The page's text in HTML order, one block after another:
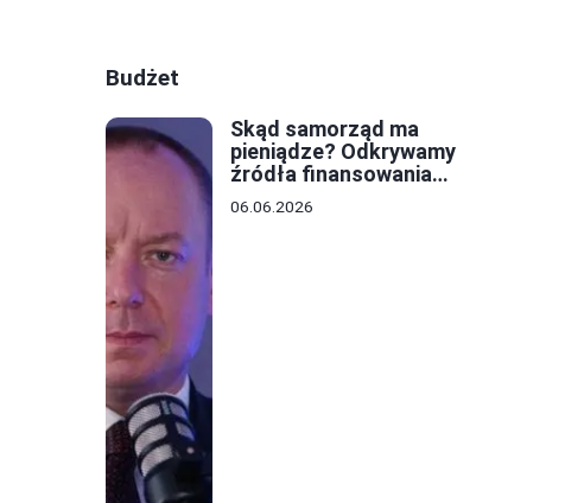
Budżet
Skąd samorząd ma
pieniądze? Odkrywamy
źródła finansowania
lokalnych budżetów
06.06.2026